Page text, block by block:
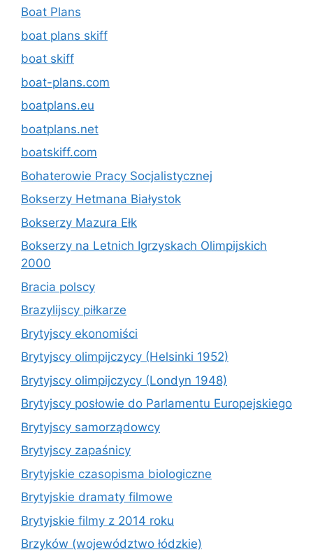
Boat Plans
boat plans skiff
boat skiff
boat-plans.com
boatplans.eu
boatplans.net
boatskiff.com
Bohaterowie Pracy Socjalistycznej
Bokserzy Hetmana Białystok
Bokserzy Mazura Ełk
Bokserzy na Letnich Igrzyskach Olimpijskich
2000
Bracia polscy
Brazylijscy piłkarze
Brytyjscy ekonomiści
Brytyjscy olimpijczycy (Helsinki 1952)
Brytyjscy olimpijczycy (Londyn 1948)
Brytyjscy posłowie do Parlamentu Europejskiego
Brytyjscy samorządowcy
Brytyjscy zapaśnicy
Brytyjskie czasopisma biologiczne
Brytyjskie dramaty filmowe
Brytyjskie filmy z 2014 roku
Brzyków (województwo łódzkie)